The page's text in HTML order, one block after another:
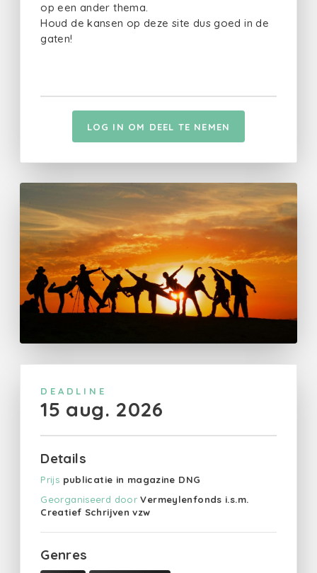
op een ander thema.
Houd de kansen op deze site dus goed in de
gaten!
LOG IN OM DEEL TE NEMEN
DEADLINE
15 aug. 2026
Details
Prijs publicatie in magazine DNG
Georganiseerd door Vermeylenfonds i.s.m.
Creatief Schrijven vzw
Genres